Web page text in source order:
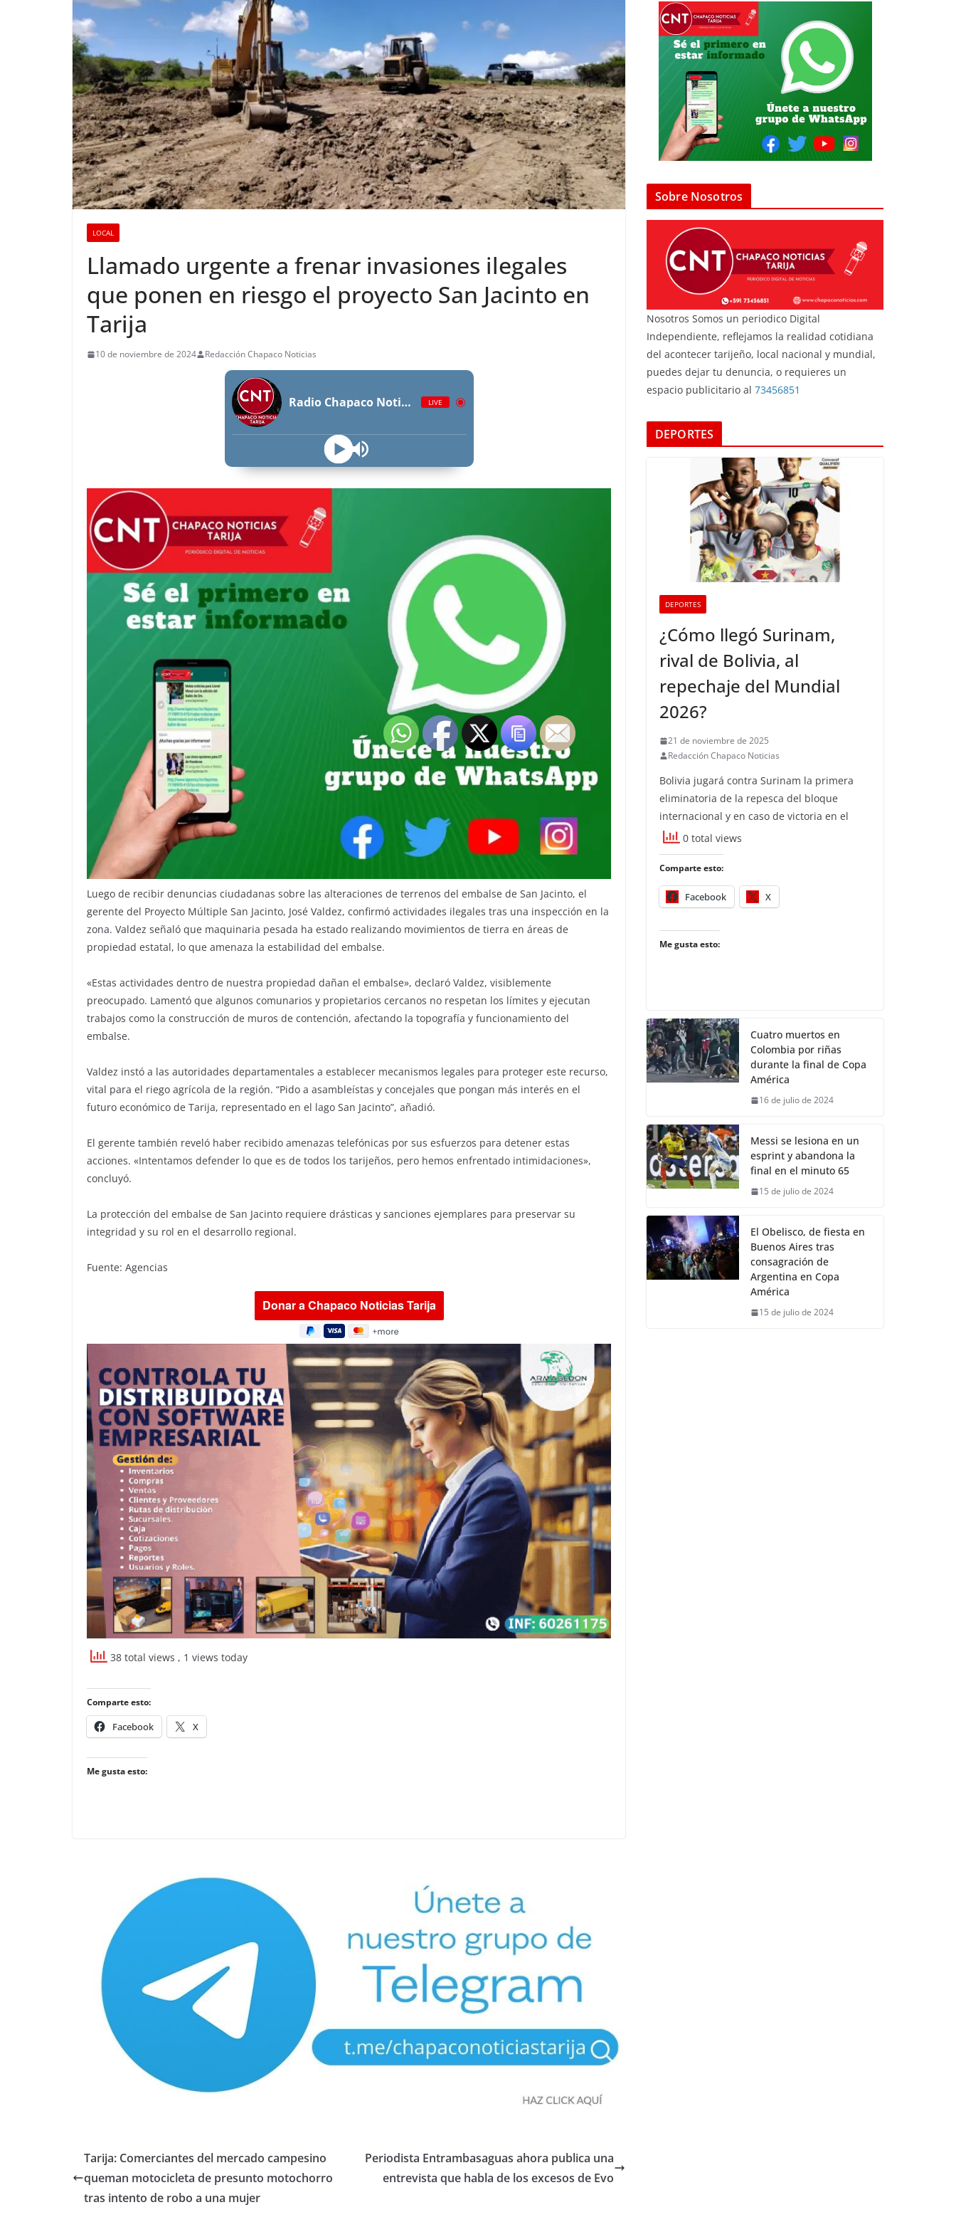
LOCAL
Llamado urgente a frenar invasiones ilegales
que ponen en riesgo el proyecto San Jacinto en
Tarija
10 de noviembre de 2024 Redacción Chapaco Noticias
Radio Chapaco Noticias Las 24 horas en vivo LIVE
Luego de recibir denuncias ciudadanas sobre las alteraciones de terrenos del embalse de San Jacinto, el
gerente del Proyecto Múltiple San Jacinto, José Valdez, confirmó actividades ilegales tras una inspección en la
zona. Valdez señaló que maquinaria pesada ha estado realizando movimientos de tierra en áreas de
propiedad estatal, lo que amenaza la estabilidad del embalse.
«Estas actividades dentro de nuestra propiedad dañan el embalse», declaró Valdez, visiblemente
preocupado. Lamentó que algunos comunarios y propietarios cercanos no respetan los límites y ejecutan
trabajos como la construcción de muros de contención, afectando la topografía y funcionamiento del
embalse.
Valdez instó a las autoridades departamentales a establecer mecanismos legales para proteger este recurso,
vital para el riego agrícola de la región. “Pido a asambleístas y concejales que pongan más interés en el
futuro económico de Tarija, representado en el lago San Jacinto”, añadió.
El gerente también reveló haber recibido amenazas telefónicas por sus esfuerzos para detener estas
acciones. «Intentamos defender lo que es de todos los tarijeños, pero hemos enfrentado intimidaciones»,
concluyó.
La protección del embalse de San Jacinto requiere drásticas y sanciones ejemplares para preservar su
integridad y su rol en el desarrollo regional.
Fuente: Agencias
38 total views , 1 views today
Comparte esto:
Facebook X
Me gusta esto:
Tarija: Comerciantes del mercado campesino
queman motocicleta de presunto motochorro
tras intento de robo a una mujer
Periodista Entrambasaguas ahora publica una
entrevista que habla de los excesos de Evo
Sobre Nosotros
Nosotros Somos un periodico Digital
Independiente, reflejamos la realidad cotidiana
del acontecer tarijeño, local nacional y mundial,
puedes dejar tu denuncia, o requieres un
espacio publicitario al 73456851
DEPORTES
DEPORTES
¿Cómo llegó Surinam,
rival de Bolivia, al
repechaje del Mundial
2026?
21 de noviembre de 2025
Redacción Chapaco Noticias
Bolivia jugará contra Surinam la primera
eliminatoria de la repesca del bloque
internacional y en caso de victoria en el
0 total views
Comparte esto:
Facebook X
Me gusta esto:
Cuatro muertos en
Colombia por riñas
durante la final de Copa
América
16 de julio de 2024
Messi se lesiona en un
esprint y abandona la
final en el minuto 65
15 de julio de 2024
El Obelisco, de fiesta en
Buenos Aires tras
consagración de
Argentina en Copa
América
15 de julio de 2024